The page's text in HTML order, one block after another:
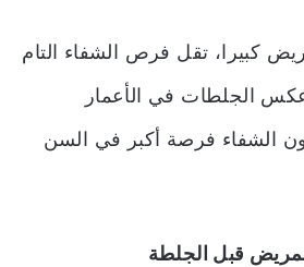
كبيرا، تقل فرص الشفاء التام
الجلطات في الأعمار
الشفاء فرصة أكبر في السن
قبل الجلطة